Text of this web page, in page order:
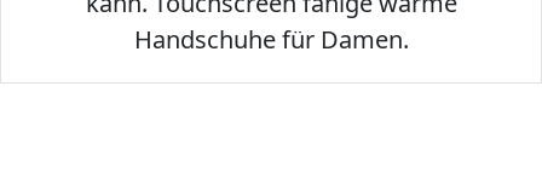
Handschuhe für Damen.